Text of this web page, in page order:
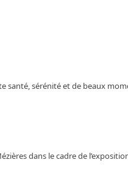
santé, sérénité et de beaux
dans le cadre de